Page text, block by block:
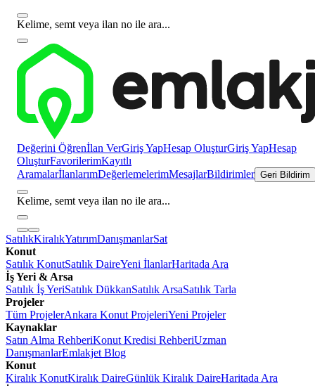
Kelime, semt veya ilan no ile ara...
Değerini Öğrenİlan VerGiriş YapHesap OluşturGiriş YapHesap
OluşturFavorilerimKayıtlı
AramalarİlanlarımDeğerlemelerimMesajlarBildirimler Geri Bildirim
Kelime, semt veya ilan no ile ara...
SatılıkKiralıkYatırımDanışmanlarSat
Konut
Satılık KonutSatılık DaireYeni İlanlarHaritada Ara
İş Yeri & Arsa
Satılık İş YeriSatılık DükkanSatılık ArsaSatılık Tarla
Projeler
Tüm ProjelerAnkara Konut ProjeleriYeni Projeler
Kaynaklar
Satın Alma RehberiKonut Kredisi RehberiUzman
DanışmanlarEmlakjet Blog
Konut
Kiralık KonutKiralık DaireGünlük Kiralık DaireHaritada Ara